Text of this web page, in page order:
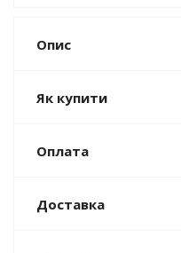
Опис
Як купити
Оплата
Доставка